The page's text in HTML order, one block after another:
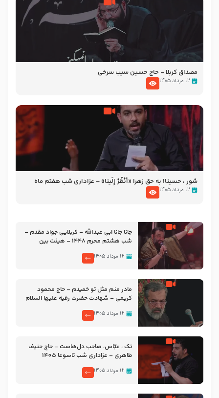
مصداق کربلا – حاج حسین سیب سرخی
۱۲ مرداد ۱۴۰۵
شور ، حسینا! به‌ حق زهرا «أُنْظُرْ إِلَینا» – عزاداری شب هفتم ماه
محرّم 1405
۱۲ مرداد ۱۴۰۵
جانا جانا ابی عبدالله – کربلایی جواد مقدم –
شب هشتم محرم 1448 – هیئت بین
۱۲ مرداد ۱۴۰۵
مادر منم مثل تو خمیدم – حاج محمود
کریمی – شهادت حضرت رقیه علیها السلام
۱۲ مرداد ۱۴۰۵
تک ، عبّاس، صاحب دل‌هاست – حاج حنیف
طاهری – عزاداری شب تاسوعا 1405
۱۲ مرداد ۱۴۰۵